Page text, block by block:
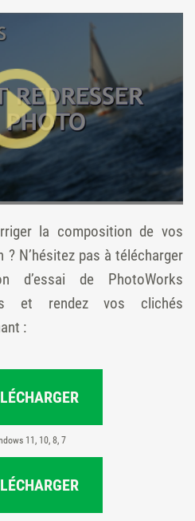
la composition de vos
N’hésitez pas à télécharger
d’essai de PhotoWorks
et rendez vos clichés
:
11, 10, 8, 7